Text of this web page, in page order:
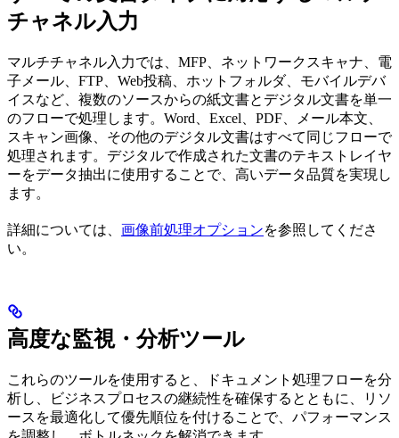
チャネル入力
マルチチャネル入力では、MFP、ネットワークスキャナ、電
子メール、FTP、Web投稿、ホットフォルダ、モバイルデバ
イスなど、複数のソースからの紙文書とデジタル文書を単一
のフローで処理します。Word、Excel、PDF、メール本文、
スキャン画像、その他のデジタル文書はすべて同じフローで
処理されます。デジタルで作成された文書のテキストレイヤ
ーをデータ抽出に使用することで、高いデータ品質を実現し
ます。
詳細については、 画像前処理オプションを参照してくださ
い。
高度な監視・分析ツール
これらのツールを使用すると、ドキュメント処理フローを分
析し、ビジネスプロセスの継続性を確保するとともに、リソ
ースを最適化して優先順位を付けることで、パフォーマンス